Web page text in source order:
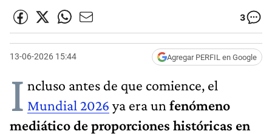
3
13-06-2026 15:44 Agregar PERFIL en Google
I ncluso antes de que comience, el
Mundial 2026 ya era un fenómeno
mediático de proporciones históricas en